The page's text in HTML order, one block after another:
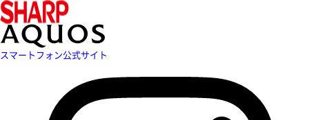
スマートフォン公式サイト